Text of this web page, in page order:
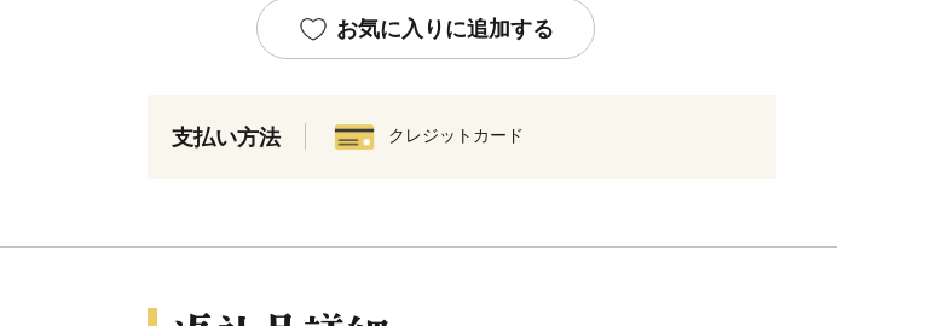
お気に入りに追加する
支払い方法 クレジットカード